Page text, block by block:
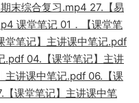
末综合复习.mp4 27.【易
课堂笔记 01．【课堂笔
堂笔记】主讲课中笔记.pdf
.pdf 04.【课堂笔记】主讲
主讲课中笔记.pdf 06.【课
课堂笔记】主讲课中笔